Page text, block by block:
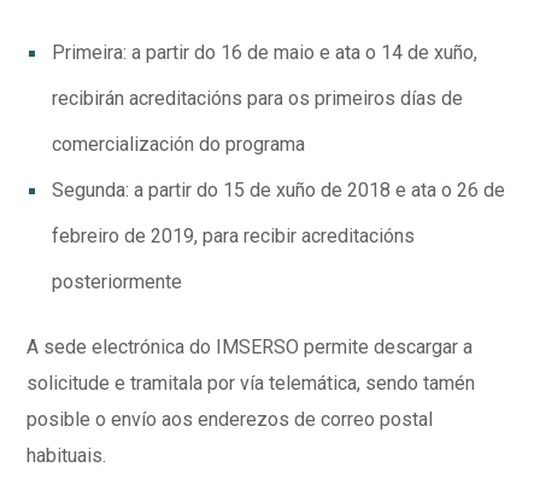
Primeira: a partir do 16 de maio e ata o 14 de xuño,
recibirán acreditacións para os primeiros días de
comercialización do programa
Segunda: a partir do 15 de xuño de 2018 e ata o 26 de
febreiro de 2019, para recibir acreditacións
posteriormente
A sede electrónica do IMSERSO permite descargar a
solicitude e tramitala por vía telemática, sendo tamén
posible o envío aos enderezos de correo postal
habituais.